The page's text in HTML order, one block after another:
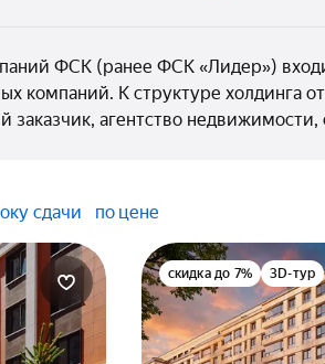
ФСК (ранее ФСК «Лидер»)
компаний. К структуре холдинга
заказчик, агентство
сдачи по цене
скидка до 7% 3D-тур